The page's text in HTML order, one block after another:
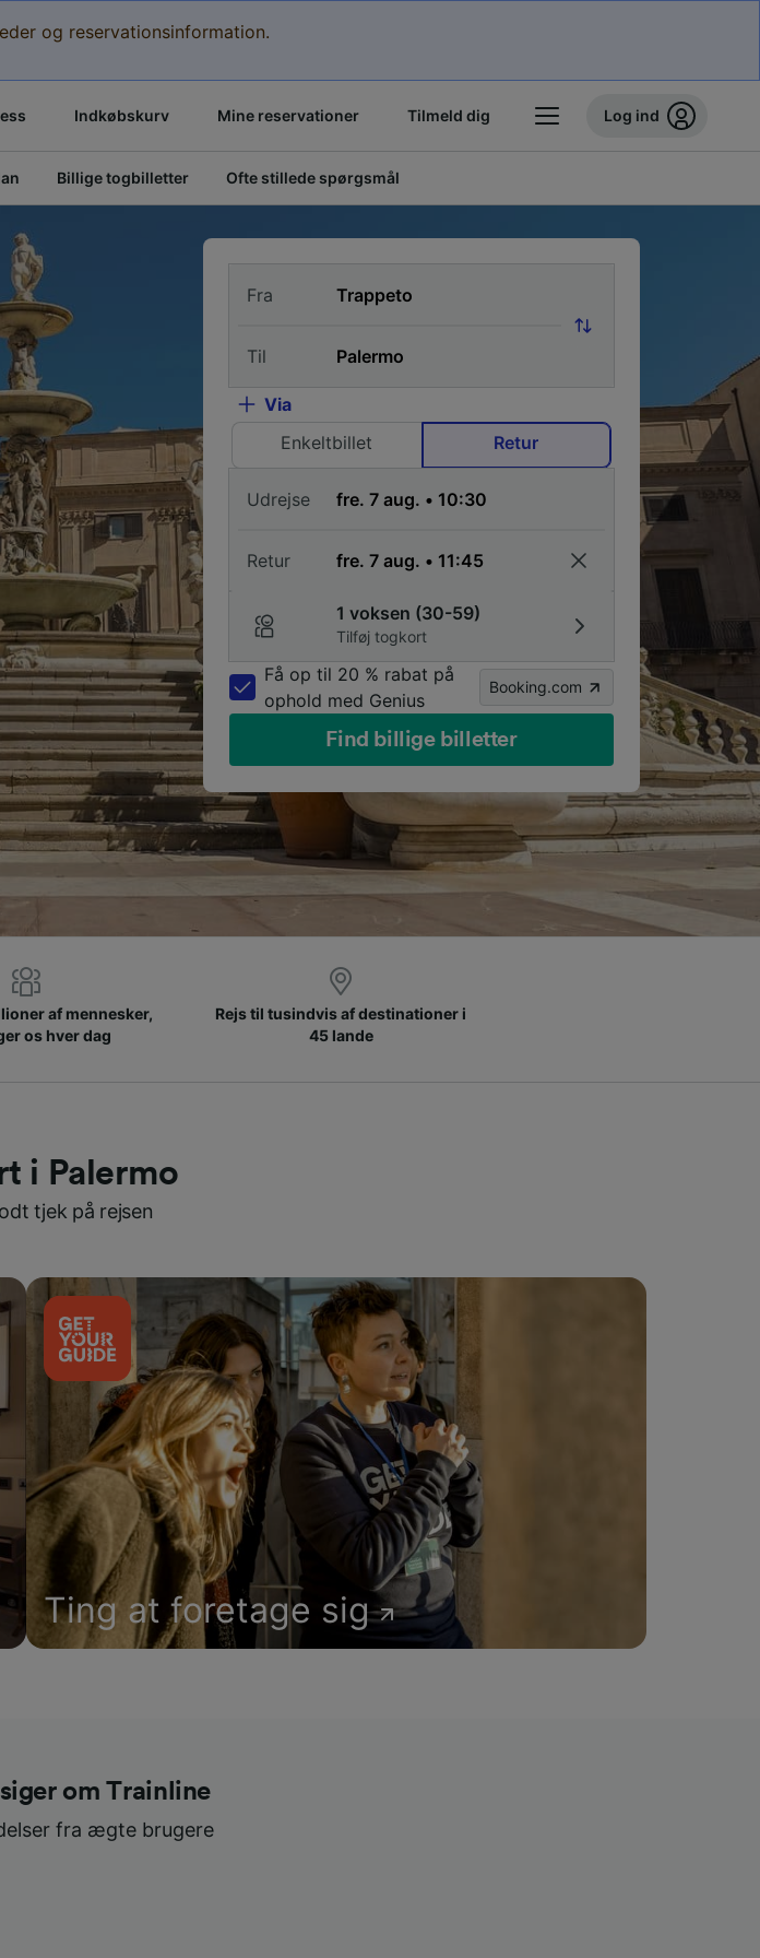
og reservationsinformation.
Indkøbskurv Mine reservationer Tilmeld dig Log ind
Billige togbilletter Ofte stillede spørgsmål
Fra
Til
Via
Enkeltbillet
Retur
Udrejse
Retur
1 voksen (30-59)
Tilføj togkort
Få op til 20 % rabat på
ophold med Genius
Booking.com
Find billige billetter
af mennesker,
os hver dag
Rejs til tusindvis af destinationer i
45 lande
i Palermo
tjek på rejsen
Ting at foretage sig
om Trainline
fra ægte brugere